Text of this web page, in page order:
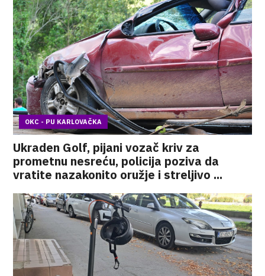
OKC - PU KARLOVAČKA
Ukraden Golf, pijani vozač kriv za
prometnu nesreću, policija poziva da
vratite nazakonito oružje i streljivo ...